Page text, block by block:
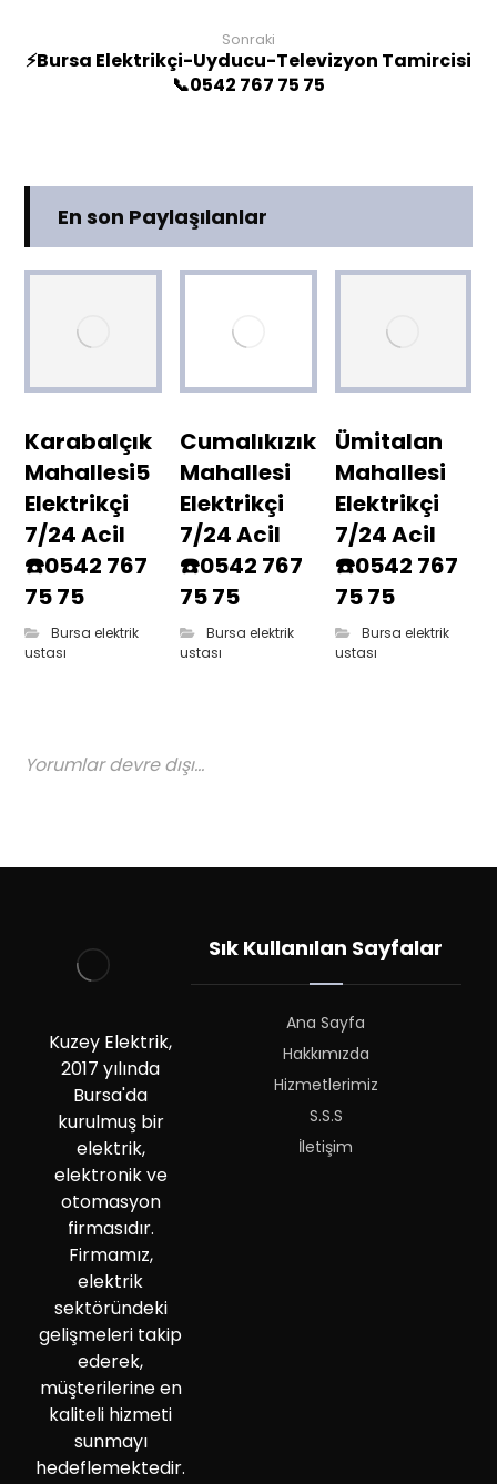
Sonraki
⚡Bursa Elektrikçi-Uyducu-Televizyon Tamircisi
📞0542 767 75 75
En son Paylaşılanlar
Karabalçık
Mahallesi5
Elektrikçi
7/24 Acil
☎️0542 767
75 75
Bursa elektrik
ustası
Cumalıkızık
Mahallesi
Elektrikçi
7/24 Acil
☎️0542 767
75 75
Bursa elektrik
ustası
Ümitalan
Mahallesi
Elektrikçi
7/24 Acil
☎️0542 767
75 75
Bursa elektrik
ustası
Yorumlar devre dışı...
Kuzey Elektrik,
2017 yılında
Bursa'da
kurulmuş bir
elektrik,
elektronik ve
otomasyon
firmasıdır.
Firmamız,
elektrik
sektöründeki
gelişmeleri takip
ederek,
müşterilerine en
kaliteli hizmeti
sunmayı
hedeflemektedir.
Sık Kullanılan Sayfalar
Ana Sayfa
Hakkımızda
Hizmetlerimiz
S.S.S
İletişim